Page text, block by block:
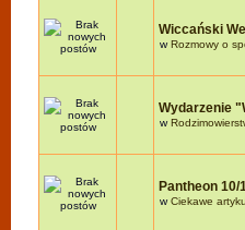
Wiccański
wRozmowy o
Wydarzenie
w
Pantheon 10/
wCiekawe